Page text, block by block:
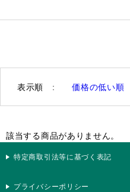
表示順 : 価格の低い順
該当する商品がありません。
特定商取引法等に基づく表記
プライバシーポリシー